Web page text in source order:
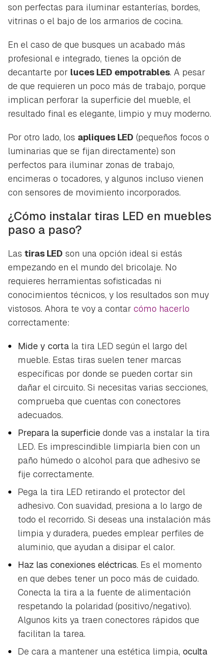
son perfectas para iluminar estanterías, bordes,
vitrinas o el bajo de los armarios de cocina.
En el caso de que busques un acabado más
profesional e integrado, tienes la opción de
decantarte por luces LED empotrables. A pesar
de que requieren un poco más de trabajo, porque
implican perforar la superficie del mueble, el
resultado final es elegante, limpio y muy moderno.
Por otro lado, los apliques LED (pequeños focos o
luminarias que se fijan directamente) son
perfectos para iluminar zonas de trabajo,
encimeras o tocadores, y algunos incluso vienen
con sensores de movimiento incorporados.
¿Cómo instalar tiras LED en muebles
paso a paso?
Las tiras LED son una opción ideal si estás
empezando en el mundo del bricolaje. No
requieres herramientas sofisticadas ni
conocimientos técnicos, y los resultados son muy
vistosos. Ahora te voy a contar cómo hacerlo
correctamente:
Mide y corta la tira LED según el largo del
mueble. Estas tiras suelen tener marcas
específicas por donde se pueden cortar sin
dañar el circuito. Si necesitas varias secciones,
comprueba que cuentas con conectores
adecuados.
Prepara la superficie donde vas a instalar la tira
LED. Es imprescindible limpiarla bien con un
paño húmedo o alcohol para que adhesivo se
fije correctamente.
Pega la tira LED retirando el protector del
adhesivo. Con suavidad, presiona a lo largo de
todo el recorrido. Si deseas una instalación más
limpia y duradera, puedes emplear perfiles de
aluminio, que ayudan a disipar el calor.
Haz las conexiones eléctricas. Es el momento
en que debes tener un poco más de cuidado.
Conecta la tira a la fuente de alimentación
respetando la polaridad (positivo/negativo).
Algunos kits ya traen conectores rápidos que
facilitan la tarea.
De cara a mantener una estética limpia, oculta